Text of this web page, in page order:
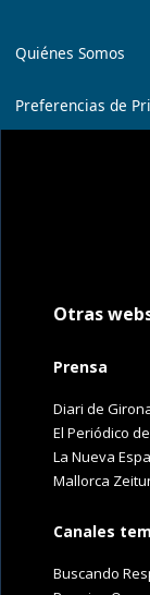
Quiénes Somos
Preferencias de
Otras
Prensa
Diari de
El Periódico
La Nueva
Mallorca
Canales
Buscando